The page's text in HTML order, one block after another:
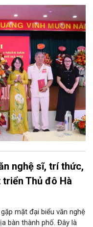
ra chặng đường mới
đa kinh nghiệm, trí tuệ
giữ gìn an ninh trật tự,
nghệ sĩ, trí thức,
Thủ đô Hà
mặt đại biểu văn nghệ
bàn thành phố. Đây là